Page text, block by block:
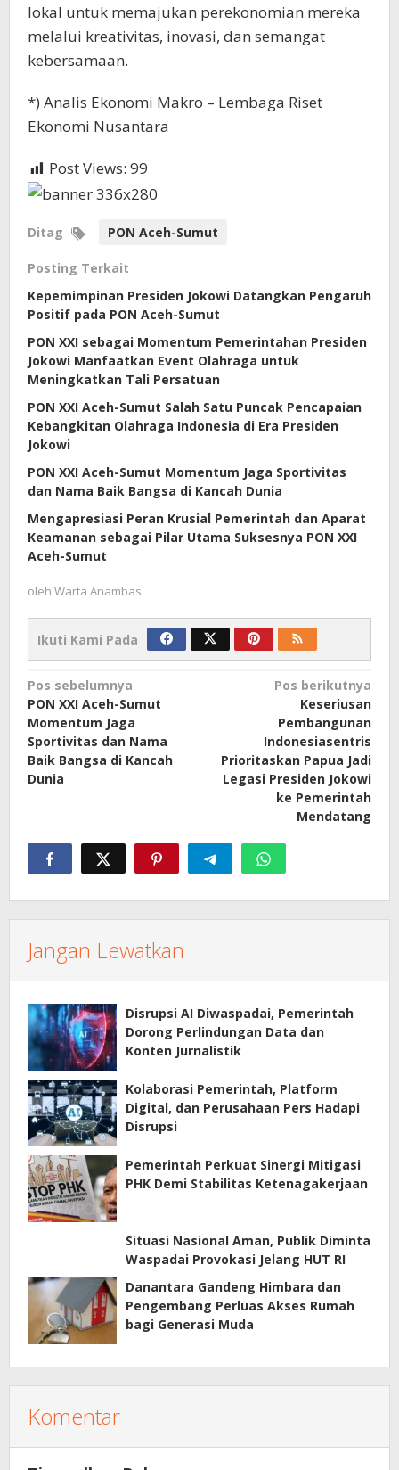
lokal untuk memajukan perekonomian mereka
melalui kreativitas, inovasi, dan semangat
kebersamaan.
*) Analis Ekonomi Makro – Lembaga Riset
Ekonomi Nusantara
Post Views: 99
Ditag PON Aceh-Sumut
Posting Terkait
Kepemimpinan Presiden Jokowi Datangkan Pengaruh
Positif pada PON Aceh-Sumut
PON XXI sebagai Momentum Pemerintahan Presiden
Jokowi Manfaatkan Event Olahraga untuk
Meningkatkan Tali Persatuan
PON XXI Aceh-Sumut Salah Satu Puncak Pencapaian
Kebangkitan Olahraga Indonesia di Era Presiden
Jokowi
PON XXI Aceh-Sumut Momentum Jaga Sportivitas
dan Nama Baik Bangsa di Kancah Dunia
Mengapresiasi Peran Krusial Pemerintah dan Aparat
Keamanan sebagai Pilar Utama Suksesnya PON XXI
Aceh-Sumut
oleh Warta Anambas
Ikuti Kami Pada
Navigasi
pos
Pos sebelumnya
PON XXI Aceh-Sumut
Momentum Jaga
Sportivitas dan Nama
Baik Bangsa di Kancah
Dunia
Pos berikutnya
Keseriusan
Pembangunan
Indonesiasentris
Prioritaskan Papua Jadi
Legasi Presiden Jokowi
ke Pemerintah
Mendatang
Jangan Lewatkan
Disrupsi AI Diwaspadai, Pemerintah
Dorong Perlindungan Data dan
Konten Jurnalistik
Kolaborasi Pemerintah, Platform
Digital, dan Perusahaan Pers Hadapi
Disrupsi
Pemerintah Perkuat Sinergi Mitigasi
PHK Demi Stabilitas Ketenagakerjaan
Situasi Nasional Aman, Publik Diminta
Waspadai Provokasi Jelang HUT RI
Danantara Gandeng Himbara dan
Pengembang Perluas Akses Rumah
bagi Generasi Muda
Komentar